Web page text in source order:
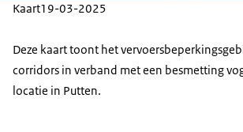
Kaart19-03-2025
Deze kaart toont het
corridors in verband met een besmetting
locatie in Putten.